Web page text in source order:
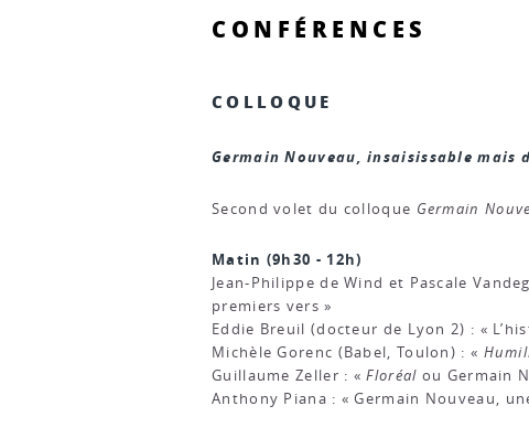
CONFÉRENCES
COLLOQUE
Germain Nouveau, insaisissable mais
Second volet du colloque Germain
Matin (9h30 - 12h)
Jean-Philippe de Wind et Pascale
premiers vers »
Eddie Breuil (docteur de Lyon 2) : «
Michèle Gorenc (Babel, Toulon) : «
Guillaume Zeller : «Floréal ou Germain
Anthony Piana : « Germain Nouveau,